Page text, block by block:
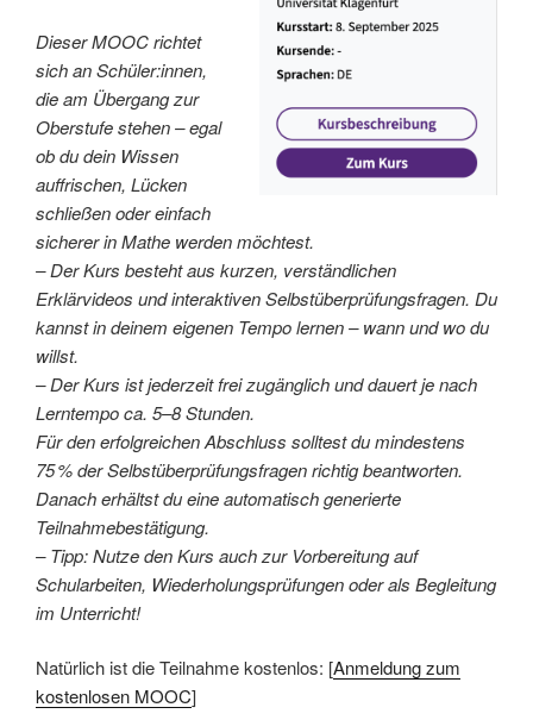
Dieser MOOC richtet
sich an Schüler:innen,
die am Übergang zur
Oberstufe stehen – egal
ob du dein Wissen
auffrischen, Lücken
schließen oder einfach
sicherer in Mathe werden möchtest.
– Der Kurs besteht aus kurzen, verständlichen
Erklärvideos und interaktiven Selbstüberprüfungsfragen. Du
kannst in deinem eigenen Tempo lernen – wann und wo du
willst.
– Der Kurs ist jederzeit frei zugänglich und dauert je nach
Lerntempo ca. 5–8 Stunden.
Für den erfolgreichen Abschluss solltest du mindestens
75 % der Selbstüberprüfungsfragen richtig beantworten.
Danach erhältst du eine automatisch generierte
Teilnahmebestätigung.
– Tipp: Nutze den Kurs auch zur Vorbereitung auf
Schularbeiten, Wiederholungsprüfungen oder als Begleitung
im Unterricht!
Natürlich ist die Teilnahme kostenlos: [Anmeldung zum
kostenlosen MOOC]